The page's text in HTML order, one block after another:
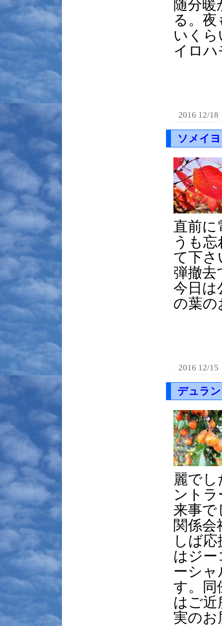
随分
る。
いくら
イロ
2016 12/18
ソメイ
直前に
うも
て下さ
弾撤去
今日は
の葉の
2016 12/15
デュラ
麗で
ント
来事で
関係
しば
はジ
ーシ
す。同
はご
実のお